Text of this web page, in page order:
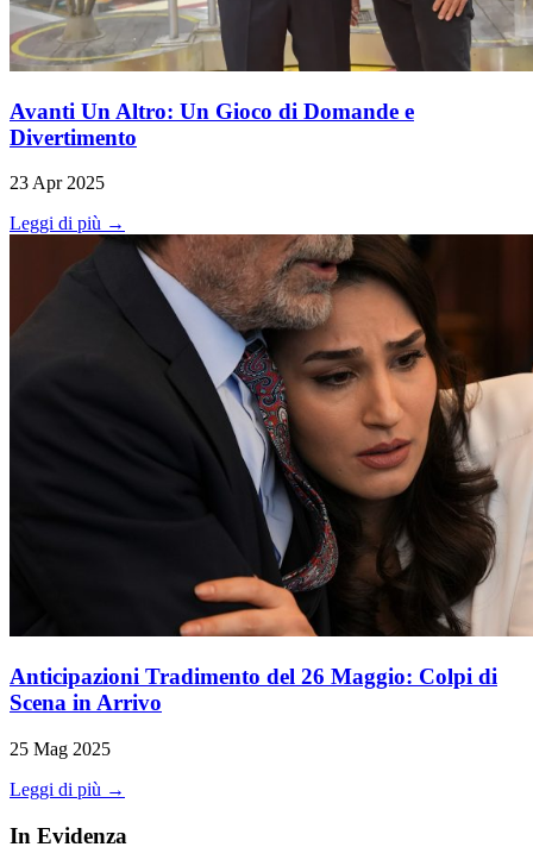
Avanti Un Altro: Un Gioco di Domande e
Divertimento
23 Apr 2025
Leggi di più →
Anticipazioni Tradimento del 26 Maggio: Colpi di
Scena in Arrivo
25 Mag 2025
Leggi di più →
In Evidenza